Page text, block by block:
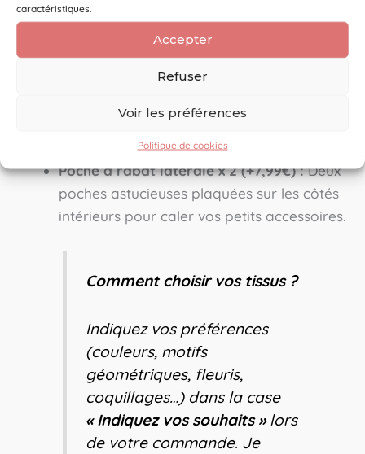
caractéristiques.
Accepter
Refuser
Voir les préférences
Politique de cookies
Trousse supplémentaire + fixation sur
paroi (+7,99€) :Besoin de plus de
compartiments ? Ajoutez une seconde
de Monsieur, de Madame ou des enfants.
Poche à rabat latérale x 2 (+7,99€) :Deux
poches astucieuses plaquées sur les côtés
intérieurs pour caler vos petits accessoires.
Comment choisir vos tissus ?
Indiquez vos préférences
(couleurs, motifs
géométriques, fleuris,
coquillages…) dans la case
« Indiquez vos souhaits »lors
de votre commande. Je